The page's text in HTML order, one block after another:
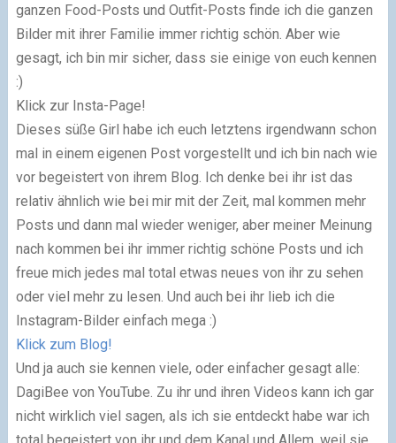
ganzen Food-Posts und Outfit-Posts finde ich die ganzen
Bilder mit ihrer Familie immer richtig schön. Aber wie
gesagt, ich bin mir sicher, dass sie einige von euch kennen
:)
Klick zur Insta-Page!
Dieses süße Girl habe ich euch letztens irgendwann schon
mal in einem eigenen Post vorgestellt und ich bin nach wie
vor begeistert von ihrem Blog. Ich denke bei ihr ist das
relativ ähnlich wie bei mir mit der Zeit, mal kommen mehr
Posts und dann mal wieder weniger, aber meiner Meinung
nach kommen bei ihr immer richtig schöne Posts und ich
freue mich jedes mal total etwas neues von ihr zu sehen
oder viel mehr zu lesen. Und auch bei ihr lieb ich die
Instagram-Bilder einfach mega :)
Klick zum Blog!
Und ja auch sie kennen viele, oder einfacher gesagt alle:
DagiBee von YouTube. Zu ihr und ihren Videos kann ich gar
nicht wirklich viel sagen, als ich sie entdeckt habe war ich